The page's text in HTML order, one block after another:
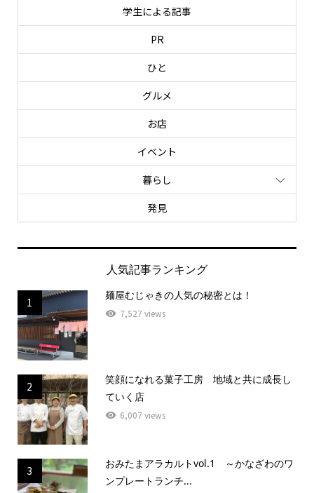
学生による記事
PR
ひと
グルメ
お店
イベント
暮らし
発見
人気記事ランキング
1
麺屋むじゃきの人気の秘密とは！
7,527 views
2
笑顔になれる菓子工房 地域と共に成長し
ていく店
6,007 views
3
おみたまアラカルトvol.1 ～かなざわのワ
ンプレートランチ...